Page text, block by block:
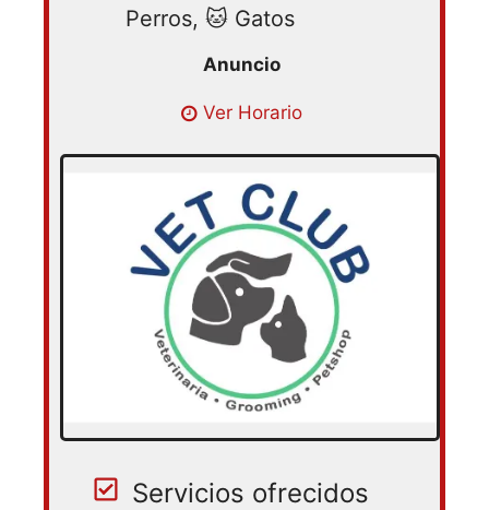
Perros, 🐱 Gatos
Lunes 09:00 – 19:00 | Martes 09:00 –
09:00 – 19:00 | Viernes 09:00 – 19:00 |
Sabado 09:00 – 19:00
Ver Horario
Servicios ofrecidos